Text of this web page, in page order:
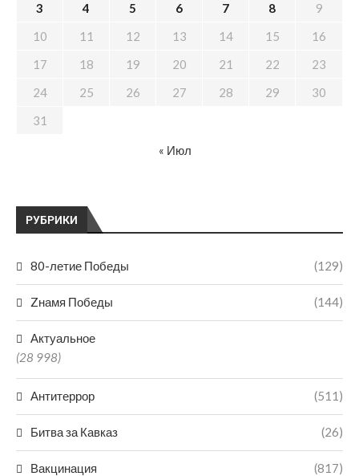
РУБРИКИ
80-летие Победы (129)
Zнамя Победы (144)
Актуальное
(28 998)
Антитеррор (511)
Битва за Кавказ (26)
Вакцинация (817)
3
4 5 6 7 8
9
10
11 12 13 14 15
16
17
18 19 20 21 22
23
24
25 26 27 28 29
30
31
« Июл